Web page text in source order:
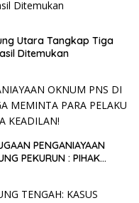
Utara Tangkap Tiga
Ditemukan
PENGANIAYAAN
PEKURUN : PIHAK